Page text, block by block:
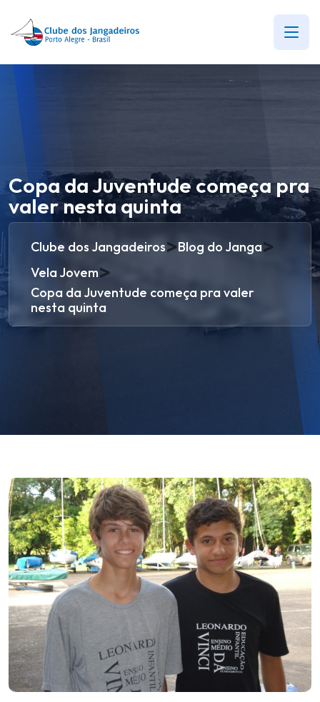
Copa da Juventude começa pra
valer nesta quinta
Clube dos Jangadeiros>Blog do Janga>
Vela Jovem>
Copa da Juventude começa pra valer
nesta quinta